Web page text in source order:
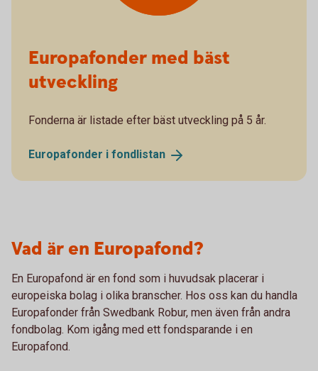
Europafonder med bäst
utveckling
Fonderna är listade efter bäst utveckling på 5 år.
Europafonder i fondlistan
Vad är en Europafond?
En Europafond är en fond som i huvudsak placerar i
europeiska bolag i olika branscher. Hos oss kan du handla
Europafonder från Swedbank Robur, men även från andra
fondbolag. Kom igång med ett fondsparande i en
Europafond.